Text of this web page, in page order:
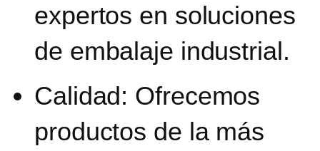
expertos en soluciones
de embalaje industrial.
Calidad: Ofrecemos
productos de la más